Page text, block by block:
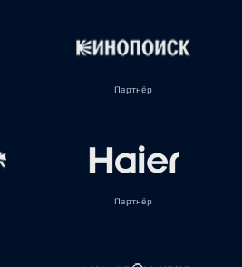
Партнёр
Партнёр